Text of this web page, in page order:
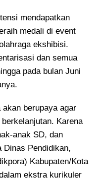
mendapatkan
medali di event
ekshibisi.
dan semua
pada bulan Juni
berupaya agar
Karena
anak SD, dan
Dinas Pendidikan,
Kabupaten/Kota
ekstra kurikuler